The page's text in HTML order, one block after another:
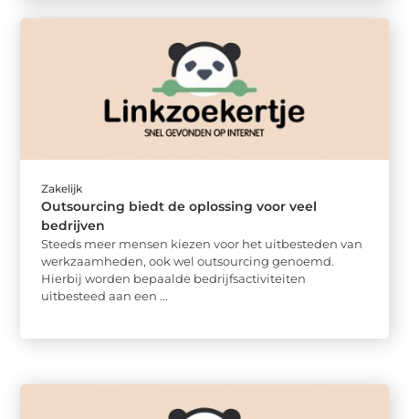
Zakelijk
Outsourcing biedt de oplossing voor veel
bedrijven
Steeds meer mensen kiezen voor het uitbesteden van
werkzaamheden, ook wel outsourcing genoemd.
Hierbij worden bepaalde bedrijfsactiviteiten
uitbesteed aan een ...